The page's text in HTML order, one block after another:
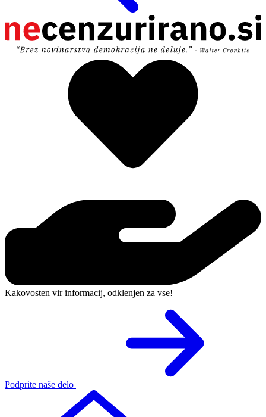
Kakovosten vir informacij, odklenjen za vse!
Podprite naše delo